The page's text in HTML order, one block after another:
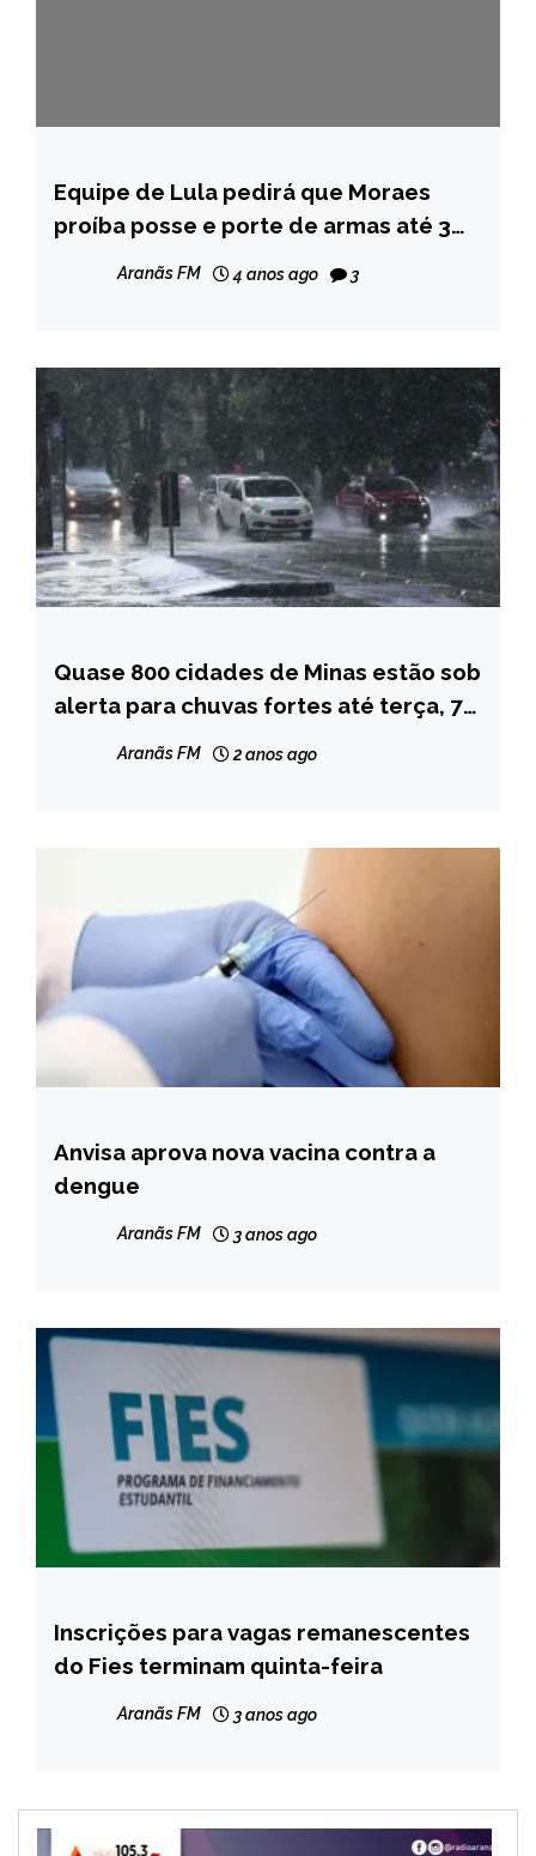
BRASIL
NOTÍCIAS
Equipe de Lula pedirá que Moraes
proíba posse e porte de armas até 3
Aranãs FM 4 anos ago 3
NOTÍCIAS
Quase 800 cidades de Minas estão sob
alerta para chuvas fortes até terça, 7;
Aranãs FM 2 anos ago
BRASIL
NOTÍCIAS
Anvisa aprova nova vacina contra a
dengue
Aranãs FM 3 anos ago
BRASIL
CAPELINHA
Inscrições para vagas remanescentes
do Fies terminam quinta-feira
Aranãs FM 3 anos ago